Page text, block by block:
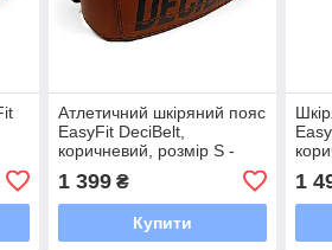
Атлетичний шкіряний пояс
EasyFit DeciBelt,
коричневий, розмір S -
1 399₴
Купити
1